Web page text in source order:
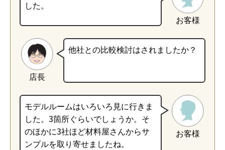
お客様
した。
店長
他社との比較検討はされましたか？
お客様
モデルルームはいろいろ見に行きま
した。3箇所ぐらいでしょうか。そ
のほかに3社ほど材料屋さんからサ
ンプルを取り寄せましたね。